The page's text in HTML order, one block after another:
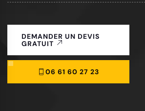
DEMANDER UN DEVIS
GRATUIT
06 61 60 27 23